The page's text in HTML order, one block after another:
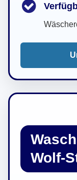
Wolf-